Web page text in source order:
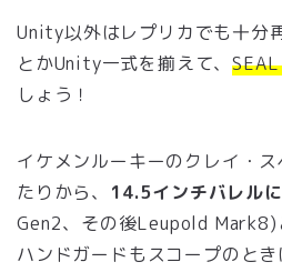
Unity以外はレプリカでも十分
とかUnity一式を揃えて、
しょう！
イケメンルーキーのクレイ・
たりから、 14.5インチバレル
Gen2、その後Leupold Mark8)
ハンドガードもスコープのと